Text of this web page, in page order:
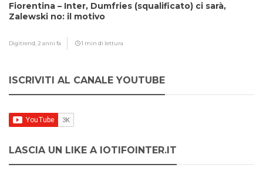
Fiorentina – Inter, Dumfries (squalificato) ci sarà,
Zalewski no: il motivo
Digitrend, 2 anni fa 1 min di lettura
ISCRIVITI AL CANALE YOUTUBE
LASCIA UN LIKE A IOTIFOINTER.IT